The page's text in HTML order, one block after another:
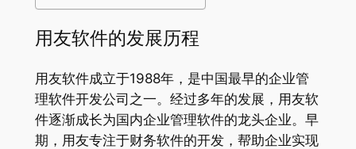
用友软件的发展历程
用友软件成立于1988年，是中国最早的企业管
理软件开发公司之一。经过多年的发展，用友软
件逐渐成长为国内企业管理软件的龙头企业。早
期，用友专注于财务软件的开发，帮助企业实现